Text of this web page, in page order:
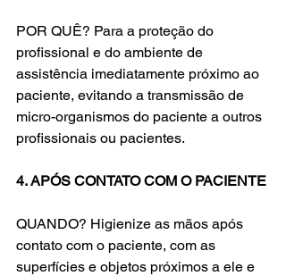
POR QUÊ? Para a proteção do
profissional e do ambiente de
assistência imediatamente próximo ao
paciente, evitando a transmissão de
micro-organismos do paciente a outros
profissionais ou pacientes.
4. APÓS CONTATO COM O PACIENTE
QUANDO? Higienize as mãos após
contato com o paciente, com as
superfícies e objetos próximos a ele e